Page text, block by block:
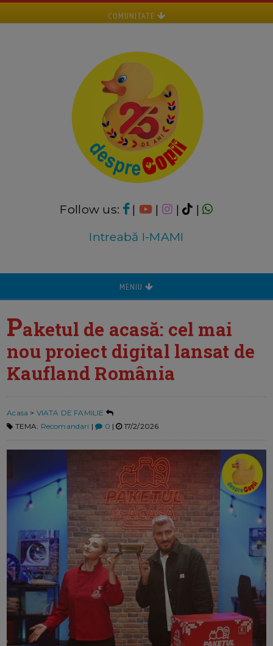
COMUNITATE
Follow us: | | |
|
Intreabă I-MAMI
MENIU
Paketul de acasă: cel mai
nou proiect digital lansat de
Kaufland România
Acasa > VIATA DE FAMILIE
TEMA: Recomandari | 0 | 17/2/2026